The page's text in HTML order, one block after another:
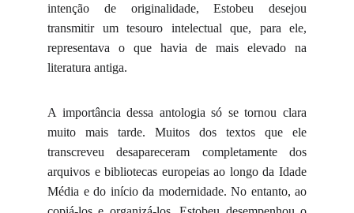
intenção de originalidade, Estobeu desejou
transmitir um tesouro intelectual que, para ele,
representava o que havia de mais elevado na
literatura antiga.
A importância dessa antologia só se tornou clara
muito mais tarde. Muitos dos textos que ele
transcreveu desapareceram completamente dos
arquivos e bibliotecas europeias ao longo da Idade
Média e do início da modernidade. No entanto, ao